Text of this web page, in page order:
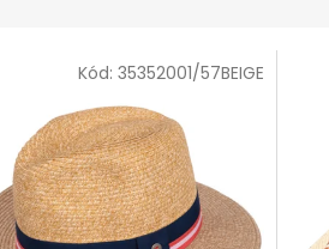
Kód: 35352001/57BEIGE